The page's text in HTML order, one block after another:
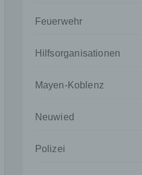
Feuerwehr
Hilfsorganisationen
Mayen-Koblenz
Neuwied
Polizei